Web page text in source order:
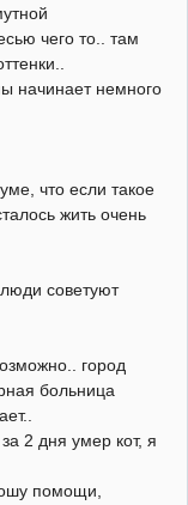
чего то.. там
начинает немного
что если такое
жить очень
советуют
город
больница
2 дня умер кот, я
помощи,